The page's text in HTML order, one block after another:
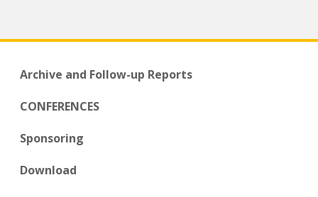
Archive and Follow-up Reports
CONFERENCES
Sponsoring
Download